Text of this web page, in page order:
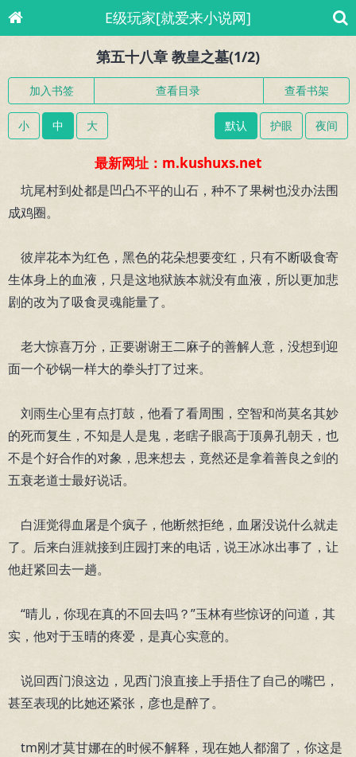
E级玩家[就爱来小说网]
第五十八章 教皇之墓(1/2)
加入书签 查看目录 查看书架
小 中 大 默认 护眼 夜间
最新网址：m.kushuxs.net
坑尾村到处都是凹凸不平的山石，种不了果树也没办法围
成鸡圈。
彼岸花本为红色，黑色的花朵想要变红，只有不断吸食寄
生体身上的血液，只是这地狱族本就没有血液，所以更加悲
剧的改为了吸食灵魂能量了。
老大惊喜万分，正要谢谢王二麻子的善解人意，没想到迎
面一个砂锅一样大的拳头打了过来。
刘雨生心里有点打鼓，他看了看周围，空智和尚莫名其妙
的死而复生，不知是人是鬼，老瞎子眼高于顶鼻孔朝天，也
不是个好合作的对象，思来想去，竟然还是拿着善良之剑的
五衰老道士最好说话。
白涯觉得血屠是个疯子，他断然拒绝，血屠没说什么就走
了。后来白涯就接到庄园打来的电话，说王冰冰出事了，让
他赶紧回去一趟。
“晴儿，你现在真的不回去吗？”玉林有些惊讶的问道，其
实，他对于玉晴的疼爱，是真心实意的。
说回西门浪这边，见西门浪直接上手捂住了自己的嘴巴，
甚至表现的比她还紧张，彦也是醉了。
tm刚才莫甘娜在的时候不解释，现在她人都溜了，你这是